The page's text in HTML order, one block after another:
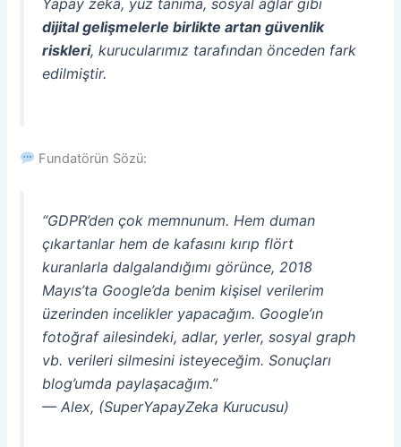
Yapay zekâ, yüz tanıma, sosyal ağlar gibi
dijital gelişmelerle birlikte artan güvenlik
riskleri, kurucularımız tarafından önceden fark
edilmiştir.
Fundatörün Sözü:
“GDPR’den çok memnunum. Hem duman
çıkartanlar hem de kafasını kırıp flört
kuranlarla dalgalandığımı görünce, 2018
Mayıs’ta Google’da benim kişisel verilerim
üzerinden incelikler yapacağım. Google’ın
fotoğraf ailesindeki, adlar, yerler, sosyal graph
vb. verileri silmesini isteyeceğim. Sonuçları
blog’umda paylaşacağım.”
— Alex, (SuperYapayZeka Kurucusu)